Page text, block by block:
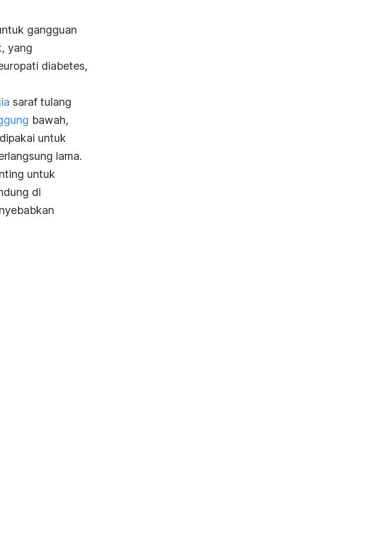
gangguan
yang
diabetes,
saraf tulang
bawah,
untuk
lama.
untuk
di